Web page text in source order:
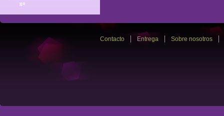
Contacto Entrega Sobre nosotros